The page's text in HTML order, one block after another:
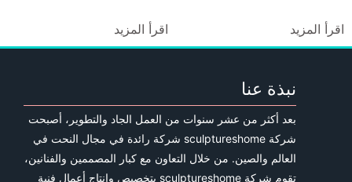
اقرأ المزيد اقرأ المزيد
نبذة عنا
بعد أكثر من عشر سنوات من العمل الجاد والتطوير، أصبحت
شركة sculptureshome شركة رائدة في مجال النحت في
العالم والصين. من خلال التعاون مع كبار المصممين والفنانين،
تقوم شركة sculptureshome بتخصيص وإنتاج أعمال فنية